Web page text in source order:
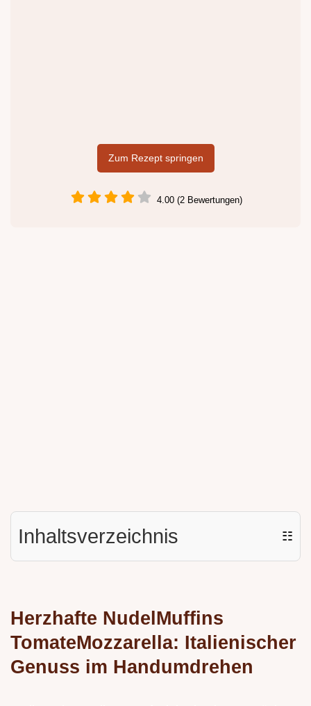
Zum Rezept springen
4.00 (2 Bewertungen)
Inhaltsverzeichnis ☷
Herzhafte NudelMuffins
TomateMozzarella: Italienischer
Genuss im Handumdrehen